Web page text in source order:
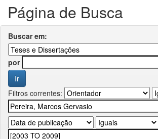
Página de Busca
Buscar em:
por
Filtros correntes: